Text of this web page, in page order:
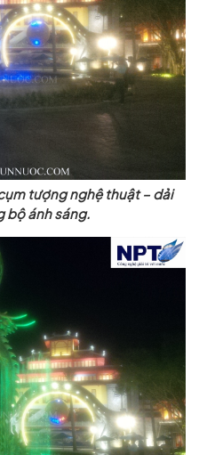
tượng nghệ thuật – dải
bộ ánh sáng.